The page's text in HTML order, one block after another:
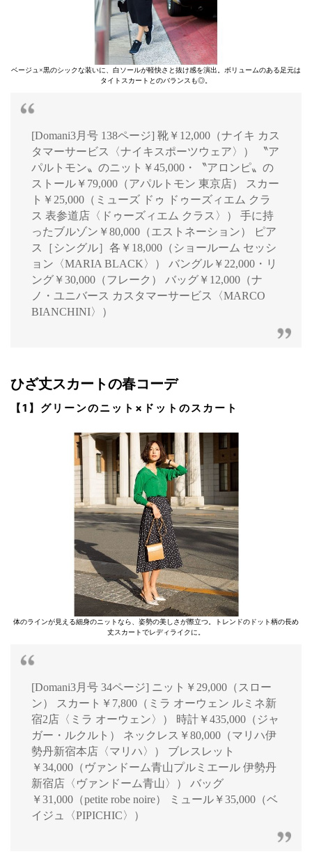
ベージュ×黒のシックな装いに、白ソールが軽快さと抜け感を演出。ボリュームのある足元は
タイトスカートとのバランスも◎。
[Domani3月号 138ページ] 靴￥12,000（ナイキ カス
タマーサービス〈ナイキスポーツウェア〉） 〝ア
パルトモン〟のニット￥45,000・〝アロンピ〟の
ストール￥79,000（アパルトモン 東京店） スカー
ト￥25,000（ミューズ ドゥ ドゥーズィエム クラ
ス 表参道店〈ドゥーズィエム クラス〉） 手に持
ったブルゾン￥80,000（エストネーション） ピア
ス［シングル］各￥18,000（ショールーム セッシ
ョン〈MARIA BLACK〉） バングル￥22,000・リ
ング￥30,000（フレーク） バッグ￥12,000（ナ
ノ・ユニバース カスタマーサービス〈MARCO
BIANCHINI〉）
ひざ丈スカートの春コーデ
【1】グリーンのニット×ドットのスカート
体のラインが見える細身のニットなら、姿勢の美しさが際立つ。トレンドのドット柄の長め
丈スカートでレディライクに。
[Domani3月号 34ページ] ニット￥29,000（スロー
ン） スカート￥7,800（ミラ オーウェン ルミネ新
宿2店〈ミラ オーウェン〉） 時計￥435,000（ジャ
ガー・ルクルト） ネックレス￥80,000（マリハ伊
勢丹新宿本店〈マリハ〉） ブレスレット
￥34,000（ヴァンドーム青山プルミエール 伊勢丹
新宿店〈ヴァンドーム青山〉） バッグ
￥31,000（petite robe noire） ミュール￥35,000（ベ
イジュ〈PIPICHIC〉）